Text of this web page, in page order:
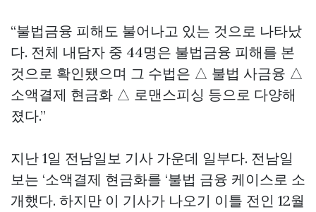
“불법금융 피해도 불어나고 있는 것으로 나타났
다. 전체 내담자 중 44명은 불법금융 피해를 본
것으로 확인됐으며 그 수법은 △ 불법 사금융 △
소액결제 현금화 △ 로맨스피싱 등으로 다양해
졌다.”
지난 1일 전남일보 기사 가운데 일부다. 전남일
보는 ‘소액결제 현금화를 ‘불법 금융 케이스로 소
개했다. 하지만 이 기사가 나오기 이틀 전인 12월